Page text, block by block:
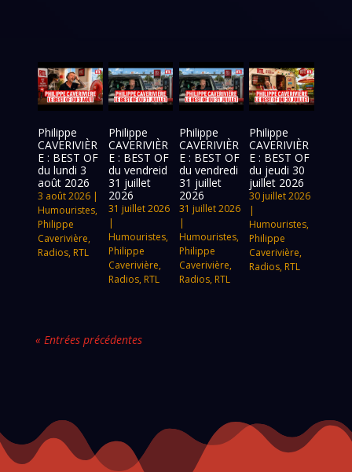
Philippe
CAVERIVIÈR
E : BEST OF
du lundi 3
août 2026
3 août 2026 |
Humouristes,
Philippe
Caverivière,
Radios, RTL
Philippe
CAVERIVIÈR
E : BEST OF
du vendreid
31 juillet
2026
31 juillet 2026
|
Humouristes,
Philippe
Caverivière,
Radios, RTL
Philippe
CAVERIVIÈR
E : BEST OF
du vendredi
31 juillet
2026
31 juillet 2026
|
Humouristes,
Philippe
Caverivière,
Radios, RTL
Philippe
CAVERIVIÈR
E : BEST OF
du jeudi 30
juillet 2026
30 juillet 2026
|
Humouristes,
Philippe
Caverivière,
Radios, RTL
« Entrées précédentes